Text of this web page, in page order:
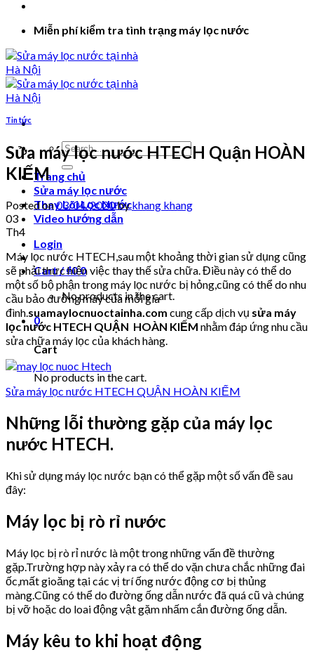
Miễn phí kiểm tra tình trạng máy lọc nước
Search
for:
Trang chủ
Sửa máy lọc nước
Thay Lõi Lọc Nước
Video hướng dẫn
Login
Cart /₫00
No products in the cart.
0
Cart
No products in the cart.
Tin tức
Sửa máy lọc nước HTECH Quận HOÀN
KIẾM
Posted on03/04/2020bykhang khang
03
Th4
Máy lọc nước HTECH,sau một khoảng thời gian sử dụng cũng
sẽ phải thực hiện việc thay thế sửa chữa. Điều này có thể do
một số bộ phận trong máy lọc nước bị hỏng,cũng có thể do nhu
cầu bảo dưỡng máy của mỗi gia
đình.suamaylocnuoctainha.com cung cấp dịch vụ sửa máy
lọc nước HTECH QUẬN HOÀN KIẾM nhằm đáp ứng nhu cầu
sửa chữa máy lọc của khách hàng.
Sửa máy lọc nước HTECH QUẬN HOÀN KIẾM
Những lỗi thường gặp của máy lọc
nước HTECH.
Khi sử dụng máy lọc nước bạn có thể gặp một số vấn đề sau
đây:
Máy lọc bị rò rỉ nước
Máy lọc bị rò rỉ nước là một trong những vấn đề thường
gặp.Trường hợp này xảy ra có thể do vặn chưa chắc những đai
ốc,mất gioăng tại các vị trí ống nước động cơ bị thủng
màng.Cũng có thể do đường ống dẫn nước đã quá cũ và chúng
bị vỡ hoặc do loai động vật gặm nhấm cắn đường ống dẫn.
Máy kêu to khi hoạt động